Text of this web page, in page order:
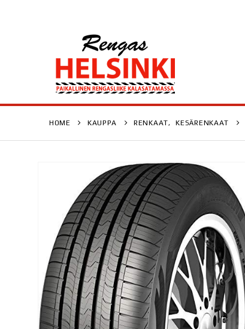
HOME KAUPPA RENKAAT, KESÄRENKAAT